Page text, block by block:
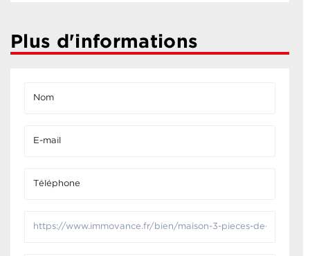
Plus d'informations